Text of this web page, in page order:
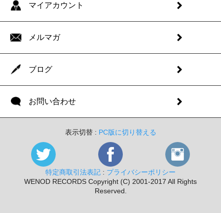
マイアカウント
メルマガ
ブログ
お問い合わせ
表示切替 : PC版に切り替える
特定商取引法表記 : プライバシーポリシー
WENOD RECORDS Copyright (C) 2001-2017 All Rights
Reserved.